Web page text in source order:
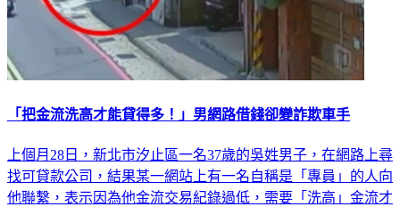
「把金流洗高才能貸得多！」男網路借錢卻變詐欺車手
上個月28日，新北市汐止區一名37歲的吳姓男子，在網路上尋
找可貸款公司，結果某一網站上有一名自稱是「專員」的人向
他聯繫，表示因為他金流交易紀錄過低，需要「洗高」金流才